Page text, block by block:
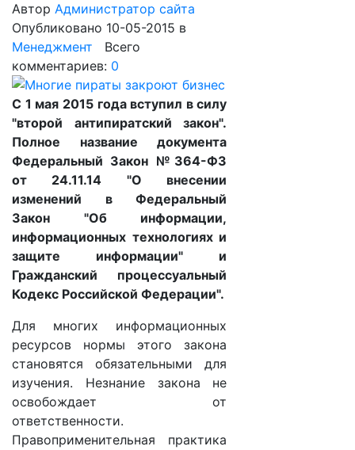
Автор Администратор сайта
Опубликовано 10-05-2015 в
Менеджмент Всего
комментариев: 0
С 1 мая 2015 года вступил в силу
"второй антипиратский закон".
Полное название документа
Федеральный Закон №364-ФЗ
от 24.11.14 "О внесении
изменений в Федеральный
Закон "Об информации,
информационных технологиях и
защите информации" и
Гражданский процессуальный
Кодекс Российской Федерации".
Для многих информационных
ресурсов нормы этого закона
становятся обязательными для
изучения. Незнание закона не
освобождает от
ответственности.
Правоприменительная практика